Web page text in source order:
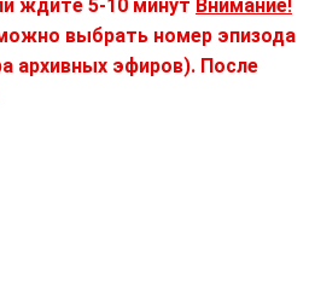
ждите 5-10 минут Внимание!
выбрать номер эпизода
архивных эфиров). После